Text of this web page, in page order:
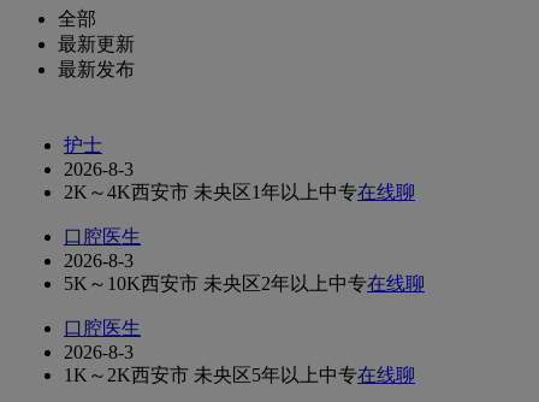
全部
最新更新
最新发布
护士
2026-8-3
2K～4K西安市 未央区1年以上中专在线聊
口腔医生
2026-8-3
5K～10K西安市 未央区2年以上中专在线聊
口腔医生
2026-8-3
1K～2K西安市 未央区5年以上中专在线聊